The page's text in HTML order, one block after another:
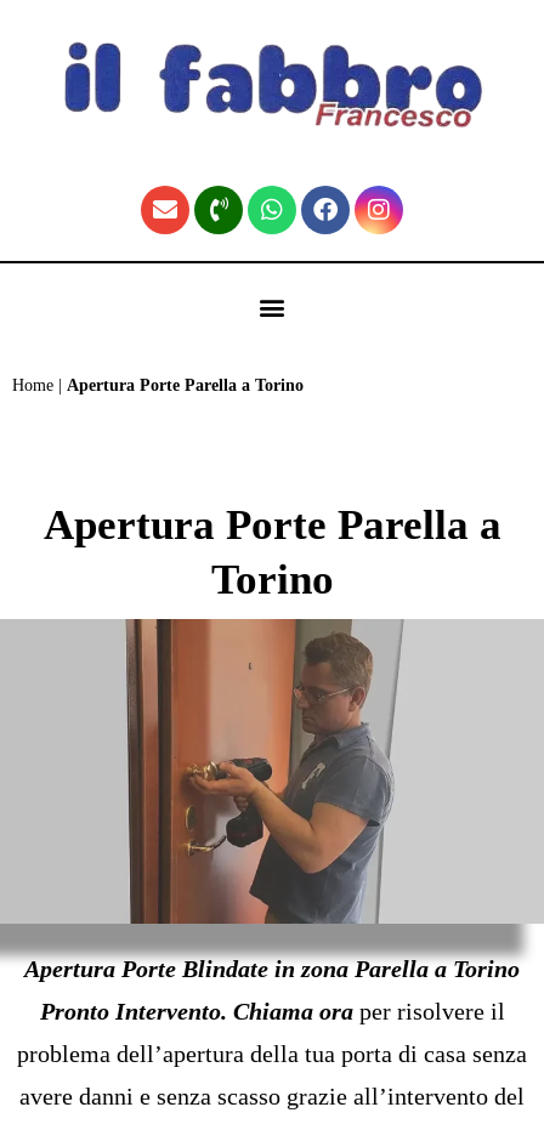
Home | Apertura Porte Parella a Torino
Apertura Porte Parella a
Torino
Apertura Porte Blindate in zona Parella a Torino
Pronto Intervento. Chiama oraper risolvere il
problema dell’apertura della tua porta di casa senza
avere danni e senza scasso grazie all’intervento del